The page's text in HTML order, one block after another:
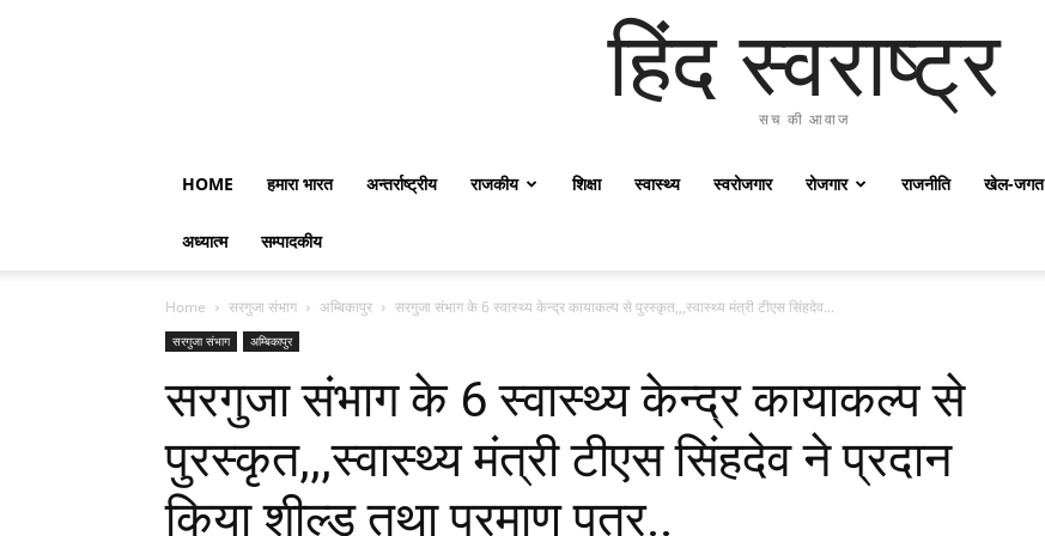
हिंद स्वराष्ट्र
सच की आवाज
HOME हमारा भारत अन्तर्राष्ट्रीय राजकीय शिक्षा स्वास्थ्य स्वरोजगार रोजगार राजनीति खेल-जगत
अध्यात्म सम्पादकीय
Home सरगुजा संभाग अम्बिकापुर सरगुजा संभाग के 6 स्वास्थ्य केन्द्र कायाकल्प से पुरस्कृत,,,स्वास्थ्य मंत्री टीएस सिंहदेव...
सरगुजा संभाग अम्बिकापुर
सरगुजा संभाग के 6 स्वास्थ्य केन्द्र कायाकल्प से
पुरस्कृत,,,स्वास्थ्य मंत्री टीएस सिंहदेव ने प्रदान
किया शील्ड तथा प्रमाण पत्र..